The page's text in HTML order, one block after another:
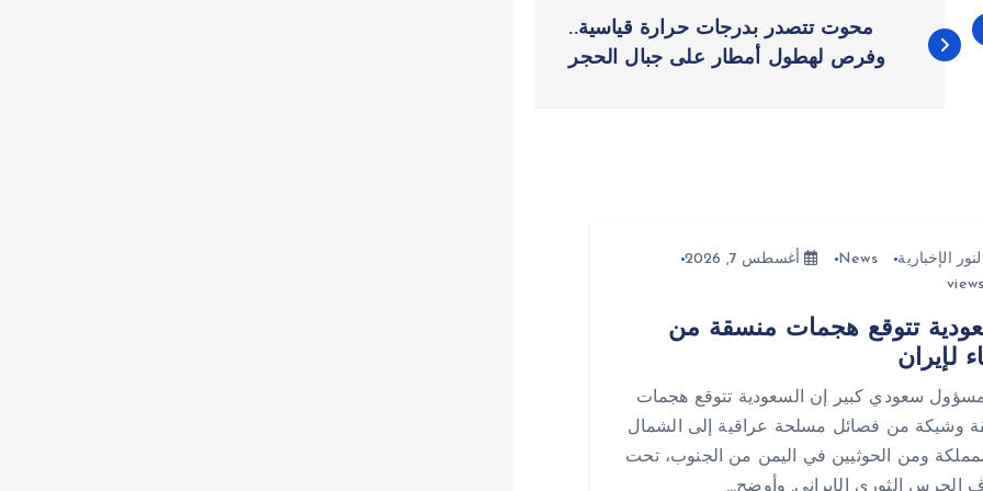
محوت تتصدر بدرجات حرارة قياسية..
وفرص لهطول أمطار على جبال الحجر
الإخبارية News أغسطس 7, 2026
تتوقع هجمات منسقة من
لإيران
سعودي كبير إن السعودية تتوقع هجمات
وشيكة من فصائل مسلحة عراقية إلى الشمال
ومن الحوثيين في اليمن من الجنوب، تحت
الحرس الثوري الإيراني. وأوضح…